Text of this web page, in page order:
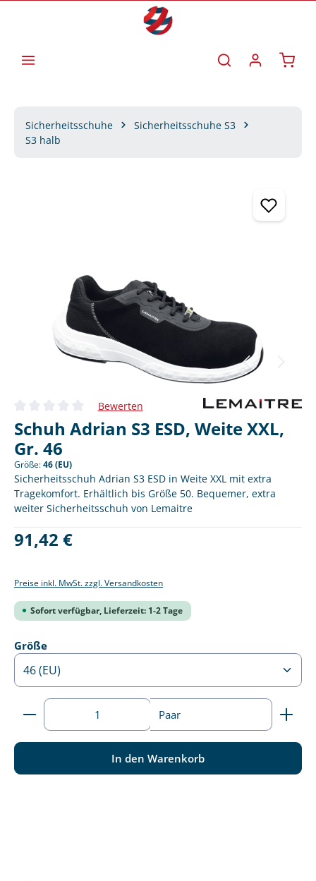
Sicherheitsschuhe
Sicherheitsschuhe S3
S3 halb
Durchschnittliche Bewertung von 0 von 5 Sternen
Bewerten
Schuh Adrian S3 ESD, Weite XXL,
Gr. 46
Größe:46 (EU)
Sicherheitsschuh Adrian S3 ESD in Weite XXL mit extra
Tragekomfort. Erhältlich bis Größe 50. Bequemer, extra
weiter Sicherheitsschuh von Lemaitre
Regulärer Preis:
91,42 €
Preise inkl. MwSt. zzgl. Versandkosten
Sofort verfügbar, Lieferzeit: 1-2 Tage
Größeauswählen
Produkt Anzahl: Gib den gewünschten Wert ein
Paar
In den Warenkorb